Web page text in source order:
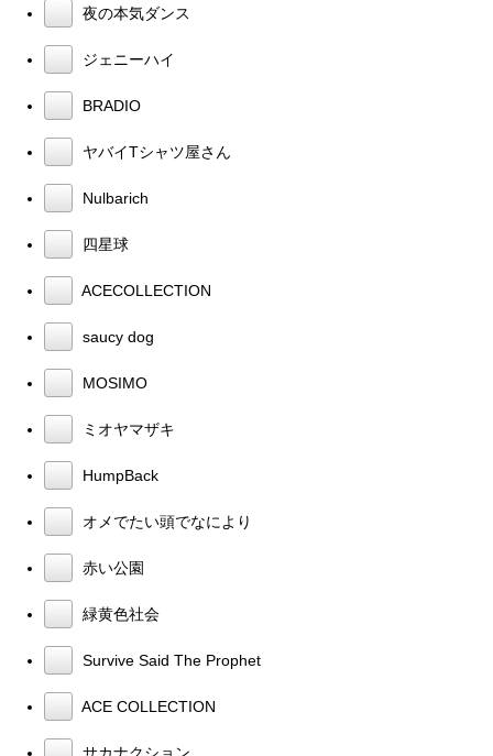
夜の本気ダンス
ジェニーハイ
BRADIO
ヤバイTシャツ屋さん
Nulbarich
四星球
ACECOLLECTION
saucy dog
MOSIMO
ミオヤマザキ
HumpBack
オメでたい頭でなにより
赤い公園
緑黄色社会
Survive Said The Prophet
ACE COLLECTION
サカナクション